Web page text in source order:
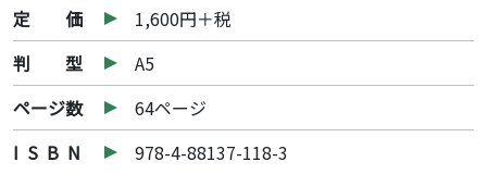
定 価
1,600円＋税
判 型
A5
ページ数
64ページ
I S B N
978-4-88137-118-3